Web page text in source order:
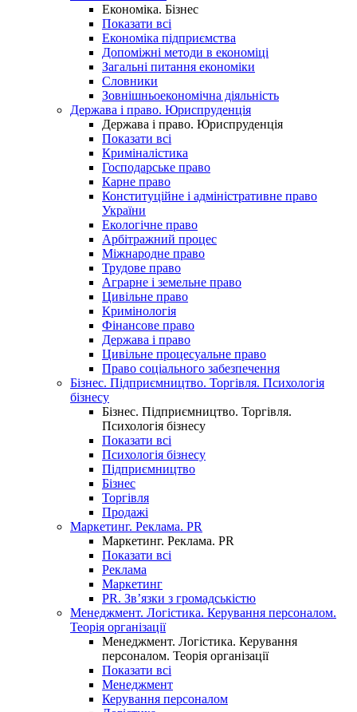
Економіка. Бізнес
Показати всі
Економіка підприємства
Допоміжні методи в економіці
Загальні питання економіки
Словники
Зовнішньоекономічна діяльність
Держава і право. Юриспруденція
Держава і право. Юриспруденція
Показати всі
Криміналістика
Господарське право
Карне право
Конституційне і адміністративне право
України
Екологічне право
Арбітражний процес
Міжнародне право
Трудове право
Аграрне і земельне право
Цивільне право
Кримінологія
Фінансове право
Держава і право
Цивільне процесуальне право
Право соціального забезпечення
Бізнес. Підприємництво. Торгівля. Психологія
бізнесу
Бізнес. Підприємництво. Торгівля.
Психологія бізнесу
Показати всі
Психологія бізнесу
Підприємництво
Бізнес
Торгівля
Продажі
Маркетинг. Реклама. PR
Маркетинг. Реклама. PR
Показати всі
Реклама
Маркетинг
PR. Зв’язки з громадськістю
Менеджмент. Логістика. Керування персоналом.
Теорія організації
Менеджмент. Логістика. Керування
персоналом. Теорія організації
Показати всі
Менеджмент
Керування персоналом